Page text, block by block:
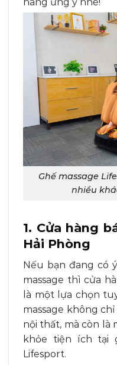
Ghế massage
nhiều
1. Cửa hàng
Hải Phòng
Nếu bạn đang có
massage thì cửa
là một lựa chọn
massage không
nội thất, mà còn là
khỏe tiện ích tại
Lifesport.